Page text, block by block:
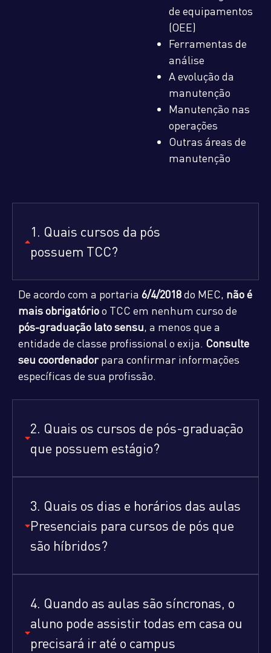
de equipamentos
(OEE)
Ferramentas de
análise
A evolução da
manutenção
Manutenção nas
operações
Outras áreas de
manutenção
1. Quais cursos da pós
possuem TCC?
De acordo com a portaria 6/4/2018do MEC, não é
mais obrigatórioo TCC em nenhum curso de
pós-graduação lato sensu, a menos que a
entidade de classe profissional o exija. Consulte
seu coordenadorpara confirmar informações
específicas de sua profissão.
2. Quais os cursos de pós-graduação
que possuem estágio?
3. Quais os dias e horários das aulas
Presenciais para cursos de pós que
são híbridos?
4. Quando as aulas são síncronas, o
aluno pode assistir todas em casa ou
precisará ir até o campus